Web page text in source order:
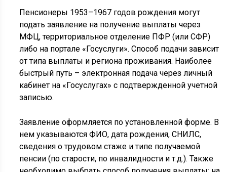
Пенсионеры 1953–1967 годов рождения могут
подать заявление на получение выплаты через
МФЦ, территориальное отделение ПФР (или СФР)
либо на портале «Госуслуги». Способ подачи зависит
от типа выплаты и региона проживания. Наиболее
быстрый путь – электронная подача через личный
кабинет на «Госуслугах» с подтвержденной учетной
записью.
Заявление оформляется по установленной форме. В
нем указываются ФИО, дата рождения, СНИЛС,
сведения о трудовом стаже и типе получаемой
пенсии (по старости, по инвалидности и т.д.). Также